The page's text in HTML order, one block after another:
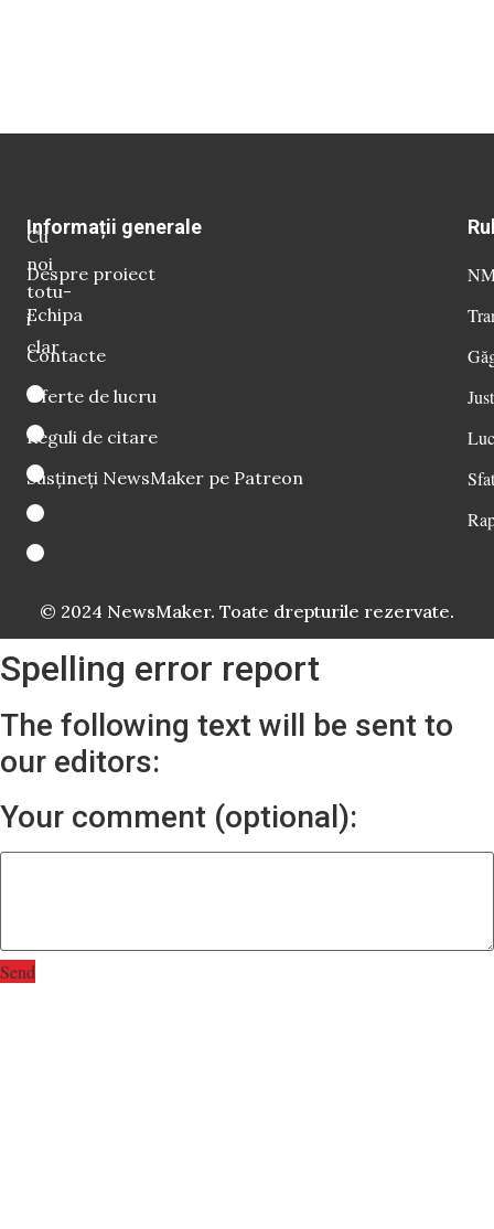
Cu
noi
totu-
i
clar
Informații generale
Despre proiect
Echipa
Contacte
Oferte de lucru
Reguli de citare
Susțineți NewsMaker pe Patreon
© 2024 NewsMaker. Toate drepturile rezervate.
Spelling error report
The following text will be sent to
our editors:
Your comment (optional):
Send